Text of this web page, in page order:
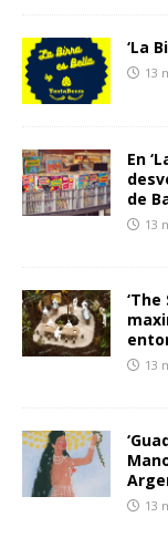
‘La
13
En
de
13
13
13